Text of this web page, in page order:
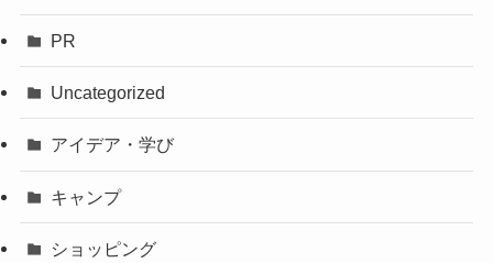
PR
Uncategorized
アイデア・学び
キャンプ
ショッピング